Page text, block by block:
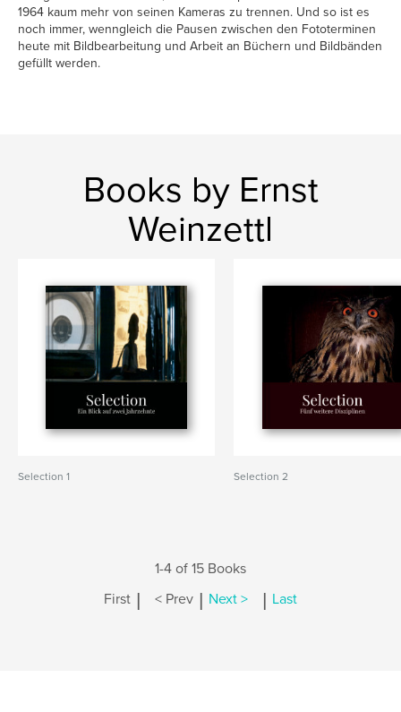
1964 kaum mehr von seinen Kameras zu trennen. Und so ist es
noch immer, wenngleich die Pausen zwischen den Fototerminen
heute mit Bildbearbeitung und Arbeit an Büchern und Bildbänden
gefüllt werden.
Books by Ernst
Weinzettl
Selection 1 Selection 2
1-4 of 15 Books
First | < Prev | Next > | Last